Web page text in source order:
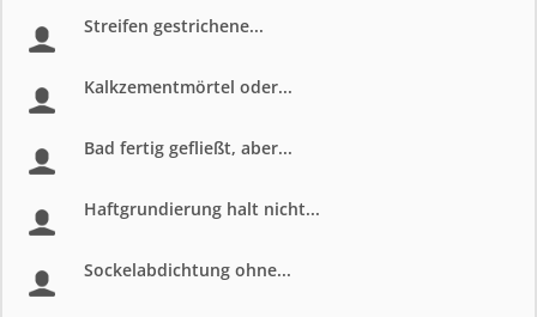
Streifen gestrichene...
Kalkzementmörtel oder...
Bad fertig gefließt, aber...
Haftgrundierung halt nicht...
Sockelabdichtung ohne...